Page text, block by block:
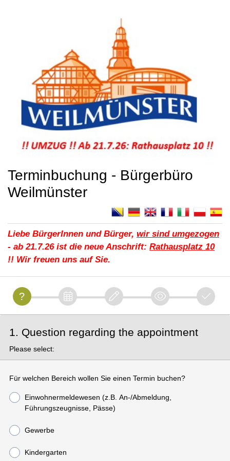
Terminbuchung - Bürgerbüro
Weilmünster
Liebe BürgerInnen und Bürger, wir sind umgezogen
- ab 21.7.26 ist die neue Anschrift: Rathausplatz 10
!! Wir freuen uns auf Sie.
1. Question regarding the appointment
Please select:
Für welchen Bereich wollen Sie einen Termin buchen?
Einwohnermeldewesen (z.B. An-/Abmeldung,
Führungszeugnisse, Pässe)
Gewerbe
Kindergarten